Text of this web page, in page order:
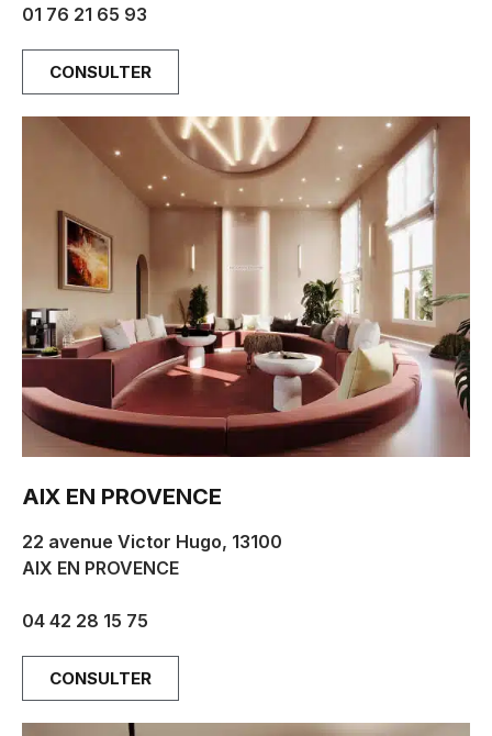
01 76 21 65 93
CONSULTER
AIX EN PROVENCE
22 avenue Victor Hugo, 13100
AIX EN PROVENCE
04 42 28 15 75
CONSULTER